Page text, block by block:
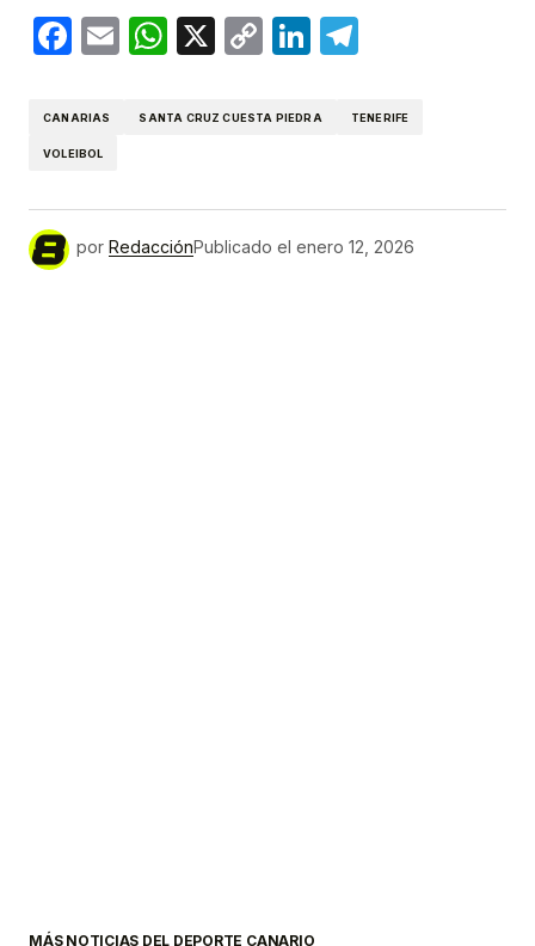
Facebook
EmailWhatsApp
X
CopyLinkedIn
CANARIAS SANTA CRUZ CUESTA PIEDRA TENERIFE
VOLEIBOL
por RedacciónPublicado el enero 12, 2026
MÁS NOTICIAS DEL DEPORTE CANARIO